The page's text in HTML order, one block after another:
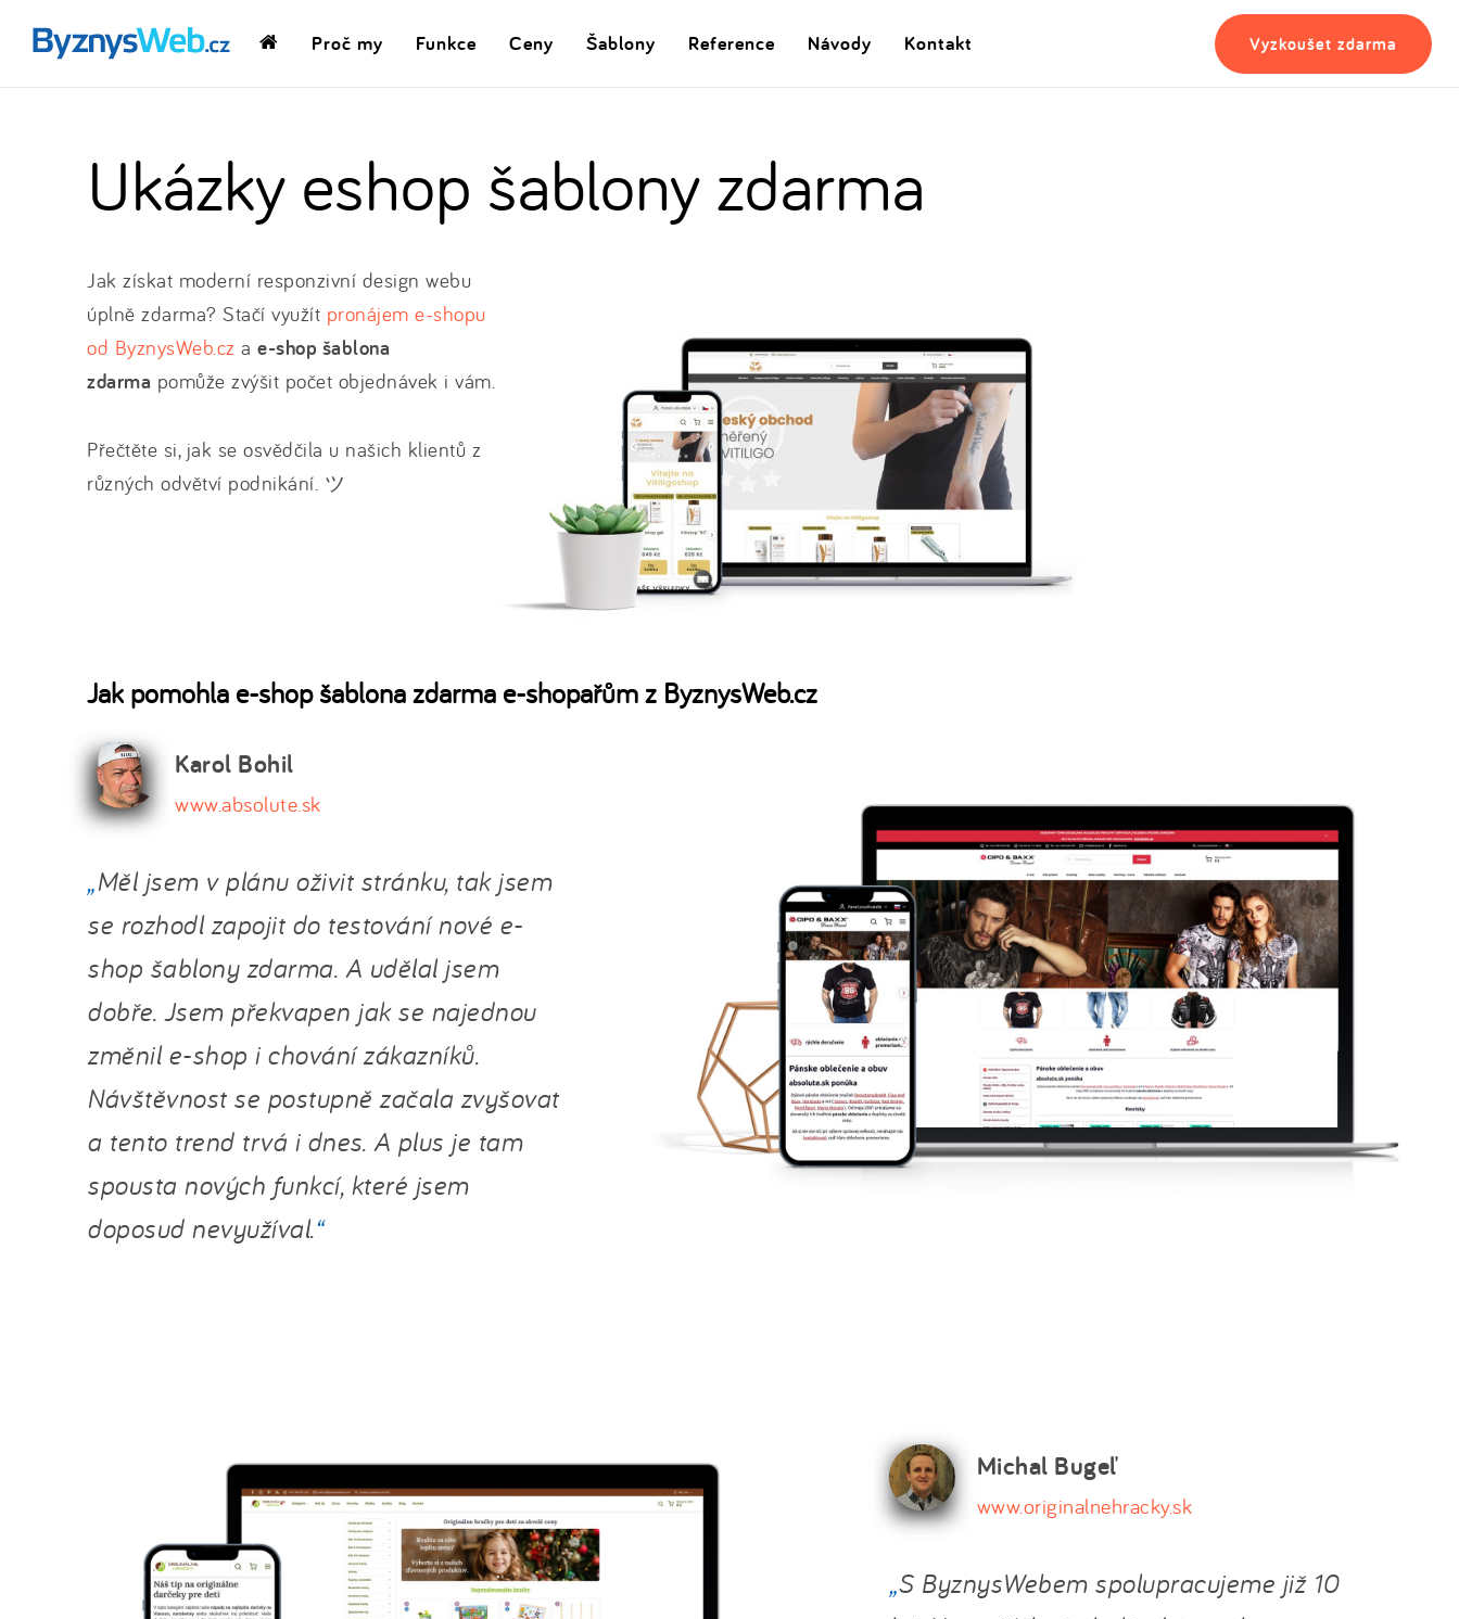
DomovskáProč my Funkce Ceny Šablony Reference Návody Kontakt Vyzkoušet zdarma
Ukázky eshop šablony zdarma
Jak získat moderní responzivní design webu
úplně zdarma? Stačí využít pronájem e-shopu
od ByznysWeb.cz ae-shop šablona
zdarma pomůže zvýšit počet objednávek i vám.
Přečtěte si, jak se osvědčila u našich klientů z
různých odvětví podnikání. ツ
Jak pomohla e-shop šablona zdarma e-shopařům z ByznysWeb.cz
Karol Bohil
www.absolute.sk
Měl jsem v plánu oživit stránku, tak jsem
se rozhodl zapojit do testování nové e-
shop šablony zdarma. A udělal jsem
dobře. Jsem překvapen jak se najednou
změnil e-shop i chování zákazníků.
Návštěvnost se postupně začala zvyšovat
a tento trend trvá i dnes. A plus je tam
spousta nových funkcí, které jsem
doposud nevyužíval.
Michal Bugeľ
www.originalnehracky.sk
S ByznysWebem spolupracujeme již 10